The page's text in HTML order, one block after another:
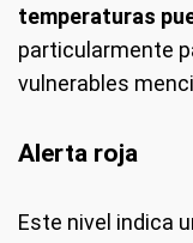
temperaturas
particularmente
vulnerables
Alerta roja
Este nivel indica